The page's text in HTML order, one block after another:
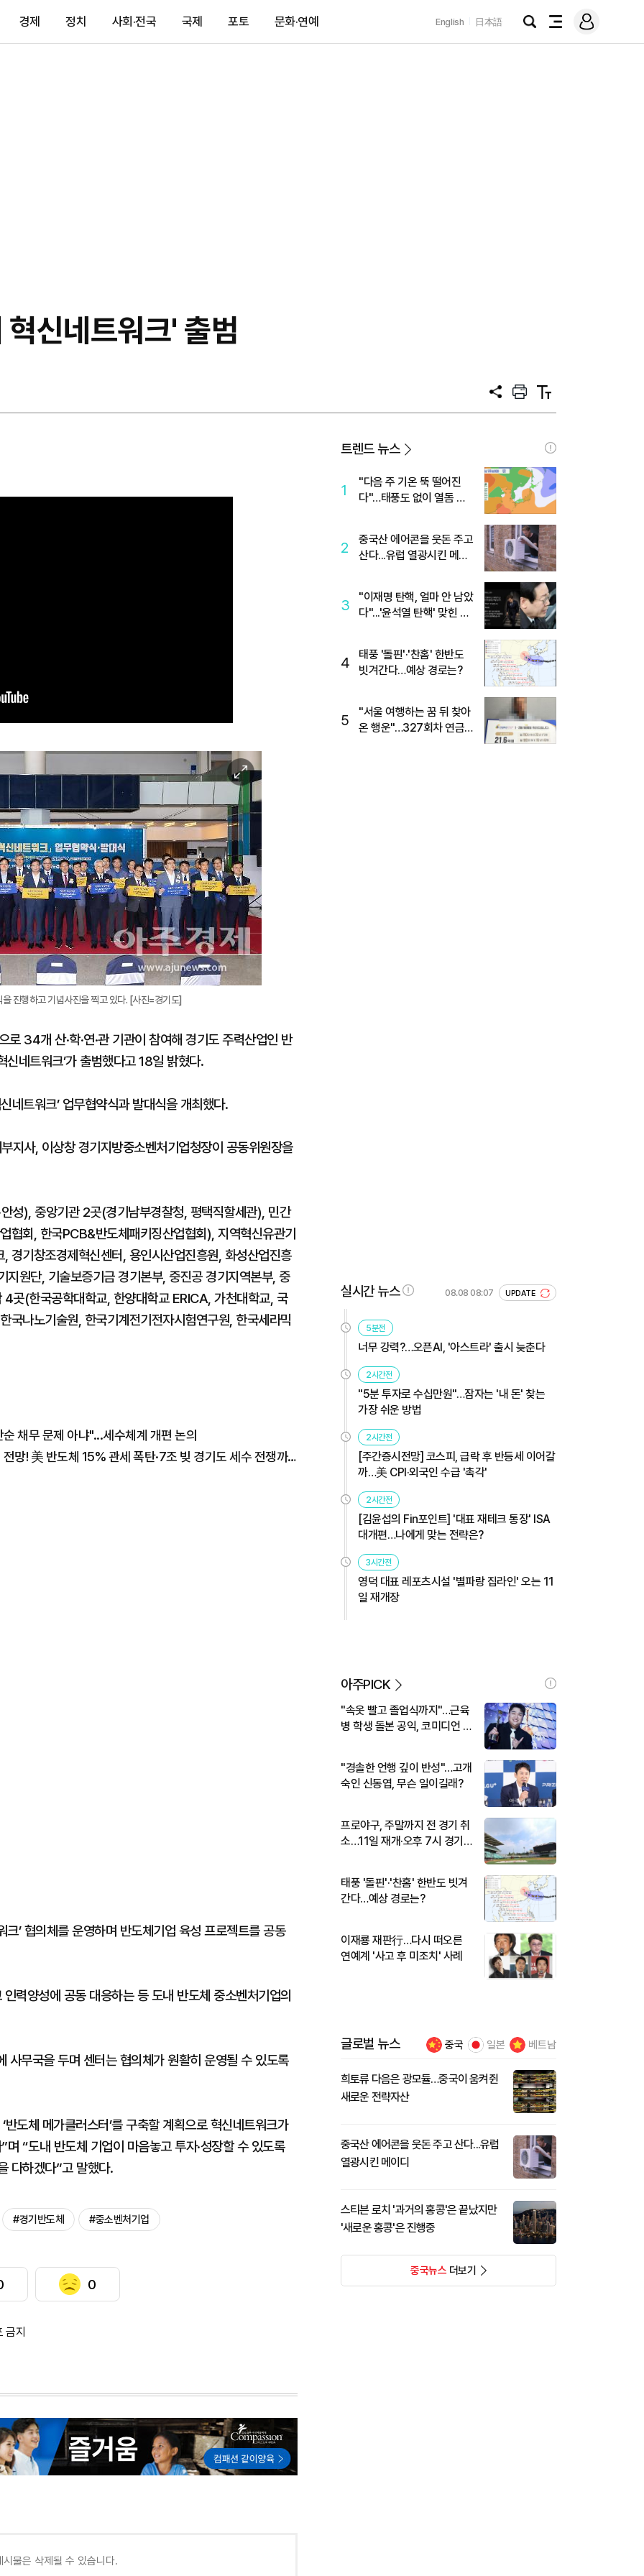
경제 정치 사회·전국 국제 포토 문화·연예 English 日本語
검
전
메
그
신네트워크' 출범
공
프
트
텍
트
이
미
지
확
대
을 진행하고 기념사진을 찍고 있다. [사진=경기도]
34개 산·학·연·관 기관이 참여해 경기도 주력산업인 반
신네트워크’가 출범했다고 18일 밝혔다.
네트워크’ 업무협약식과 발대식을 개최했다.
지사, 이상창 경기지방중소벤처기업청장이 공동위원장을
안성), 중앙기관 2곳(경기남부경찰청, 평택직할세관), 민간
협회, 한국PCB&반도체패키징산업협회), 지역혁신유관기
경기창조경제혁신센터, 용인시산업진흥원, 화성산업진흥
원단, 기술보증기금 경기본부, 중진공 경기지역본부, 중
곳(한국공학대학교, 한양대학교 ERICA, 가천대학교, 국
나노기술원, 한국기계전기전자시험연구원, 한국세라믹
채무 문제 아냐"...세수체계 개편 논의
"폭락장에도 코스피 1만2천 간다" 월가의 충격 전망! 美 반도체 15% 관세 폭탄·7조 빚 경기도 세수 전쟁까지
’ 협의체를 운영하며 반도체기업 육성 프로젝트를 공동
력양성에 공동 대응하는 등 도내 반도체 중소벤처기업의
사무국을 두며 센터는 협의체가 원활히 운영될 수 있도록
도체 메가클러스터’를 구축할 계획으로 혁신네트워크가
“도내 반도체 기업이 마음놓고 투자·성장할 수 있도록
다하겠다”고 말했다.
#경기반도체 #중소벤처기업
0
금지
트렌드 뉴스
1
"다음 주 기온 뚝 떨어진
다"…태풍도 없이 열돔 박
2
중국산 에어콘을 웃돈 주고
산다...유럽 열광시킨 메이
3
"이재명 탄핵, 얼마 안 남았
다"...'윤석열 탄핵' 맞힌 무
4
태풍 '돌핀'·'찬홈' 한반도
빗겨간다…예상 경로는?
5
"서울 여행하는 꿈 뒤 찾아
온 행운"…327회차 연금
실시간 뉴스 08.08 08:07 UPDATE
5분전
너무 강력?…오픈AI, '아스트라' 출시 늦춘다
2시간전
"5분 투자로 수십만원"…잠자는 '내 돈' 찾는
가장 쉬운 방법
2시간전
[주간증시전망] 코스피, 급락 후 반등세 이어갈
까…美 CPI·외국인 수급 '촉각'
2시간전
[김윤섭의 Fin포인트] '대표 재테크 통장' ISA
대개편…나에게 맞는 전략은?
3시간전
영덕 대표 레포츠시설 '별파랑 집라인' 오는 11
일 재개장
아주PICK
"속옷 빨고 졸업식까지"…근육
병 학생 돌본 공익, 코미디언 김
"경솔한 언행 깊이 반성"…고개
숙인 신동엽, 무슨 일이길래?
프로야구, 주말까지 전 경기 취
소…11일 재개·오후 7시 경기
태풍 '돌핀'·'찬홈' 한반도 빗겨
간다…예상 경로는?
이재룡 재판行…다시 떠오른
연예계 '사고 후 미조치' 사례
글로벌 뉴스 중국 일본 베트남
희토류 다음은 광모듈…중국이 움켜쥔
새로운 전략자산
중국산 에어콘을 웃돈 주고 산다...유럽
열광시킨 메이디
스티븐 로치 '과거의 홍콩'은 끝났지만
'새로운 홍콩'은 진행중
중국뉴스더보기